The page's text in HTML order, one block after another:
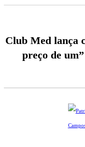
Club Med lança
preço de